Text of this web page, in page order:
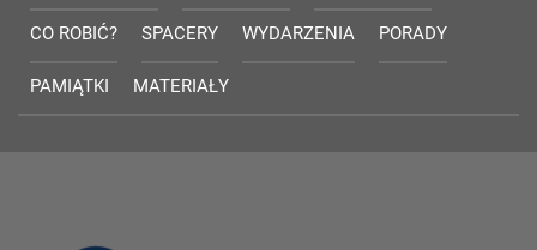
CO ROBIĆ? SPACERY WYDARZENIA PORADY
PAMIĄTKI MATERIAŁY